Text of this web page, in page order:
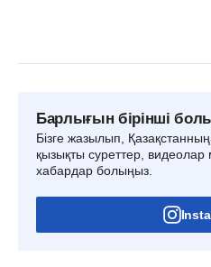
Барлығын бірінші
Бізге жазылып,
қызықты суреттер, видеолар
хабардар болыңыз.